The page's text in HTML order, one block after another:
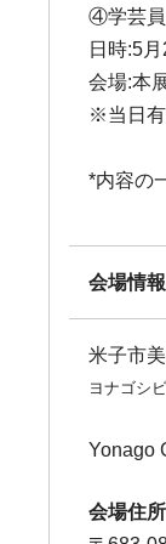
④学芸員
日時:5
会場:本
※当日有
*内容の
会場情報
米子市
ヨナゴシ
Yonago
会場住所